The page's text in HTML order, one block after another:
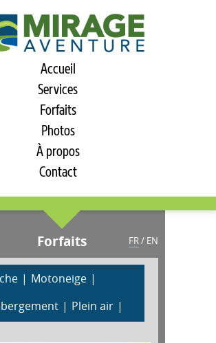
Accueil
Services
Forfaits
Photos
À propos
Contact
Forfaits FR/ EN
Motoneige
Plein air